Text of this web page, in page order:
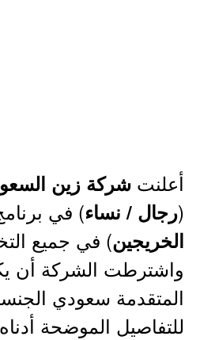
أعلنت شركة زين
(رجال / نساء) في
الخريجين) في جميع
واشترطت الشركة أن
المتقدمة سعودي
للتفاصيل الموضحة